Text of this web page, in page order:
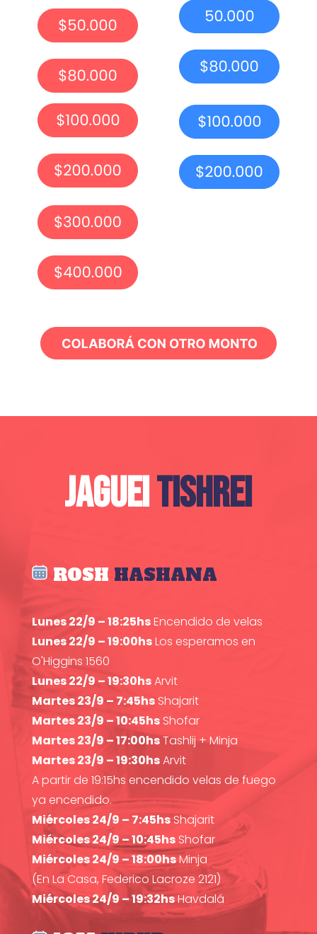
JAGUEITISHREI
ROSH HASHANA
Lunes 22/9 – 18:25hsEncendido de velas
Lunes 22/9 – 19:00hsLos esperamos en
O'Higgins 1560
Lunes 22/9 – 19:30hsArvit
Martes 23/9 – 7:45hsShajarit
Martes 23/9 – 10:45hsShofar
Martes 23/9 – 17:00hsTashlij + Minja
Martes 23/9 – 19:30hsArvit
A partir de 19:15hs encendido velas de fuego
ya encendido.
Miércoles 24/9 – 7:45hsShajarit
Miércoles 24/9 – 10:45hsShofar
Miércoles 24/9 – 18:00hsMinja
(En La Casa, Federico Lacroze 2121)
Miércoles 24/9 – 19:32hsHavdalá